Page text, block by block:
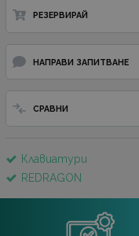
РЕЗЕРВИРАЙ
НАПРАВИ ЗАПИТВАНЕ
СРАВНИ
Клавиатури
REDRAGON